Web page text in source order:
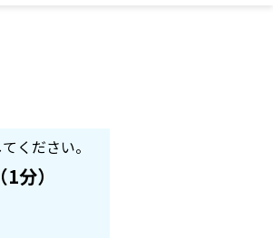
ください。
分）